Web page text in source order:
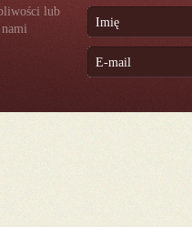
lub